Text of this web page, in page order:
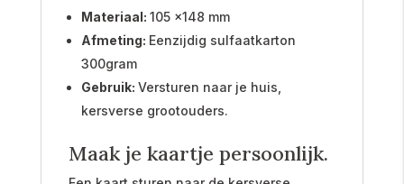
Materiaal: 105 x148 mm
Afmeting: Eenzijdig sulfaatkarton
300gram
Gebruik: Versturen naar je huis,
kersverse grootouders.
Maak je kaartje persoonlijk.